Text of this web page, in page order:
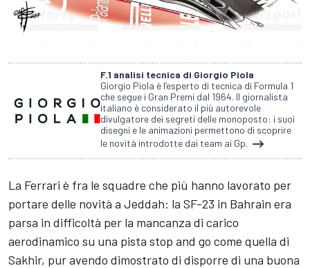
F.1 analisi tecnica di Giorgio Piola
Giorgio Piola è l’esperto di tecnica di Formula 1
che segue i Gran Premi dal 1964. Il giornalista
italiano è considerato il più autorevole
divulgatore dei segreti delle monoposto: i suoi
disegni e le animazioni permettono di scoprire
le novità introdotte dai team ai Gp.
La Ferrari è fra le squadre che più hanno lavorato per
portare delle novità a Jeddah: la SF-23 in Bahrain era
parsa in difficoltà per la mancanza di carico
aerodinamico su una pista stop and go come quella di
Sakhir, pur avendo dimostrato di disporre di una buona